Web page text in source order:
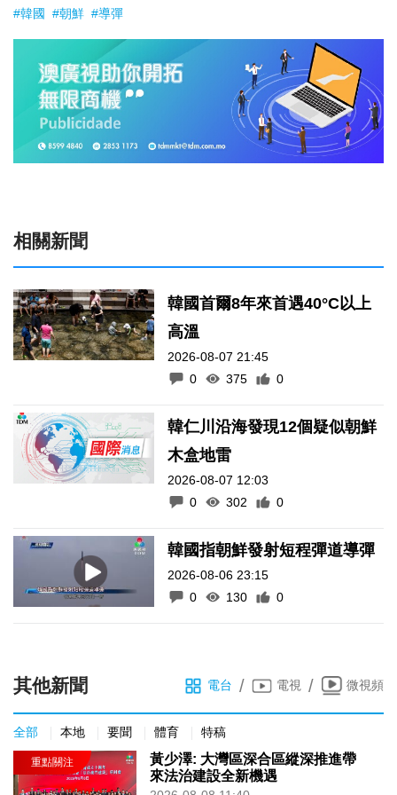
#韓國 #朝鮮 #導彈
相關新聞
韓國首爾8年來首遇40°C以上
高溫
2026-08-07 21:45
0
375 0
韓仁川沿海發現12個疑似朝鮮
木盒地雷
2026-08-07 12:03
0
302 0
韓國指朝鮮發射短程彈道導彈
2026-08-06 23:15
0
130 0
其他新聞 電台 / 電視 / 微視頻
全部 本地 要聞 體育 特稿
黃少澤: 大灣區深合區縱深推進帶
來法治建設全新機遇